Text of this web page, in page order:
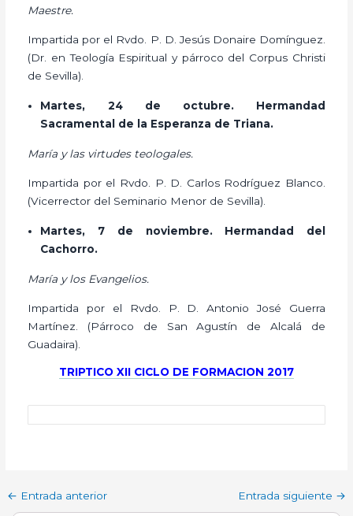
Maestre.
Impartida por el Rvdo. P. D. Jesús Donaire Domínguez.
(Dr. en Teología Espiritual y párroco del Corpus Christi
de Sevilla).
Martes, 24 de octubre. Hermandad
Sacramental de la Esperanza de Triana.
María y las virtudes teologales.
Impartida por el Rvdo. P. D. Carlos Rodríguez Blanco.
(Vicerrector del Seminario Menor de Sevilla).
Martes, 7 de noviembre. Hermandad del
Cachorro.
María y los Evangelios.
Impartida por el Rvdo. P. D. Antonio José Guerra
Martínez. (Párroco de San Agustín de Alcalá de
Guadaira).
TRIPTICO XII CICLO DE FORMACION 2017
← Entrada anterior Entrada siguiente →